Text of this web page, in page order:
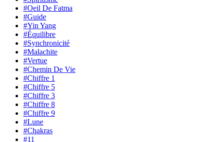
#Oeil De Fatma
#Guide
#Yin Yang
#Équilibre
#Synchronicité
#Malachite
#Vertue
#Chemin De Vie
#Chiffre 1
#Chiffre 5
#Chiffre 3
#Chiffre 8
#Chiffre 9
#Lune
#Chakras
#11